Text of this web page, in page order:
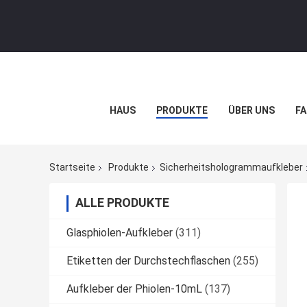
HAUS PRODUKTE ÜBER UNS
Startseite Produkte Sicherheitshologrammaufkleber
ALLE PRODUKTE
Glasphiolen-Aufkleber (311)
Etiketten der Durchstechflaschen (255)
Aufkleber der Phiolen-10mL (137)